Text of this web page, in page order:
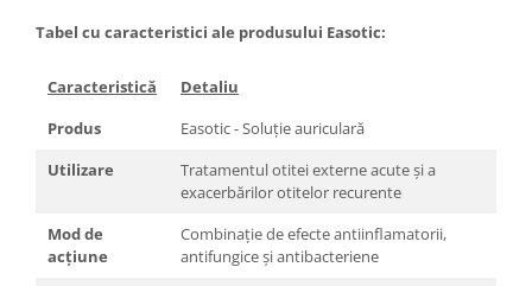
Tabel cu caracteristici ale produsului Easotic:
Caracteristică
Detaliu
Produs
Easotic - Soluție auriculară
Utilizare
Tratamentul otitei externe acute și a
exacerbărilor otitelor recurente
Mod de
acțiune
Combinație de efecte antiinflamatorii,
antifungice și antibacteriene